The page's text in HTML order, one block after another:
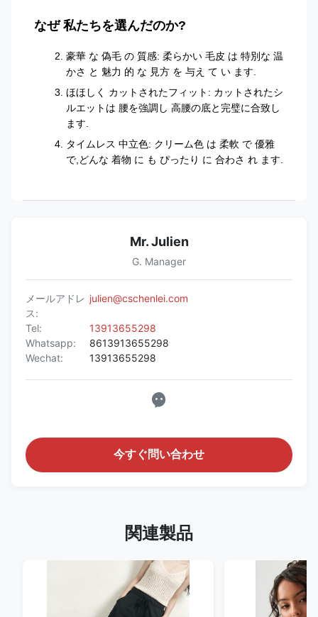
なぜ 私たちを選んだのか?
豪華 な 偽毛 の 質感: 柔らかい 毛皮 は 特別な 温
かさ と 魅力 的 な 見方 を 与え て い ます.
ほほしく カットされたフィット: カットされたシ
ルエットは 腰を強調し 高腰の底と完璧に合致し
ます.
タイムレス 中立色: クリーム色 は 柔軟 で 優雅
で,どんな 着物 に も ぴったり に 合わさ れ ます.
Mr. Julien
G. Manager
メールアドレ
ス:
julien@cschenlei.com
Tel:
13913655298
Whatsapp:
8613913655298
Wechat:
13913655298
今すぐ問い合わせ
関連製品